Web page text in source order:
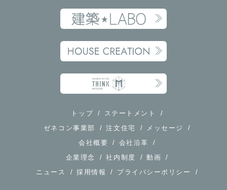
トップ
ステートメント
ゼネコン事業部
注文住宅
メッセージ
会社概要
会社沿革
企業理念
社内制度
動画
ニュース
採用情報 プライバシーポリシー